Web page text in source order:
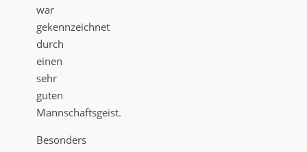
war
gekennzeichnet
durch
einen
sehr
guten
Mannschaftsgeist.
Besonders